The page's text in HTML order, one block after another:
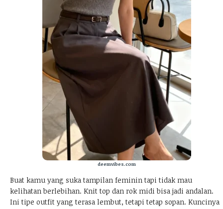
deemvibes.com
Buat kamu yang suka tampilan feminin tapi tidak mau
kelihatan berlebihan. Knit top dan rok midi bisa jadi andalan.
Ini tipe outfit yang terasa lembut, tetapi tetap sopan. Kuncinya